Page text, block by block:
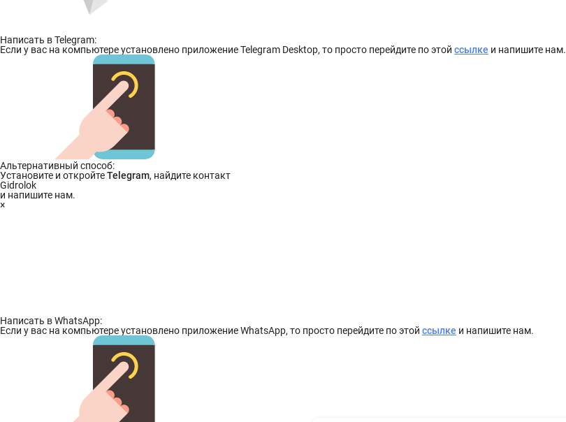
Написать в Telegram:
Если у вас на компьютере установлено приложение Telegram Desktop, то просто перейдите по этой ссылке и напишите нам.
Альтернативный способ:
Установите и откройтеTelegram, найдите контакт
Gidrolok
и напишите нам.
×
Написать в WhatsApp:
Если у вас на компьютере установлено приложение WhatsApp, то просто перейдите по этой ссылке и напишите нам.